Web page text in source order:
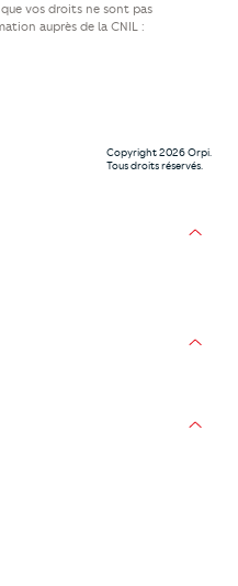
vos droits ne sont pas
auprès de la CNIL :
Copyright 2026 Orpi.
Tous droits réservés.